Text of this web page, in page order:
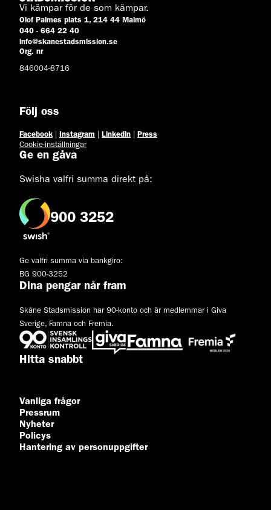
Vi kämpar för de som kämpar.
Olof Palmes plats 1, 214 44 Malmö
040 - 664 22 40
info@skanestadsmission.se
Org. nr
846004-8716
Följ oss
Facebook Instagram Linkedin
Press
Cookie-inställningar
Ge en gåva
Swisha valfri summa direkt på:
900 3252
Ge valfri summa via bankgiro:
BG 900-3252
Dina pengar når fram
Skåne Stadsmission har 90-konto och är medlemmar i Giva
Sverige, Famna och Fremia.
Hitta snabbt
Vanliga frågor
Pressrum
Nyheter
Policys
Hantering av personuppgifter